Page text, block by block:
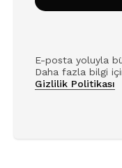
E-posta yoluyla
Daha fazla bilgi
Gizlilik Politikası